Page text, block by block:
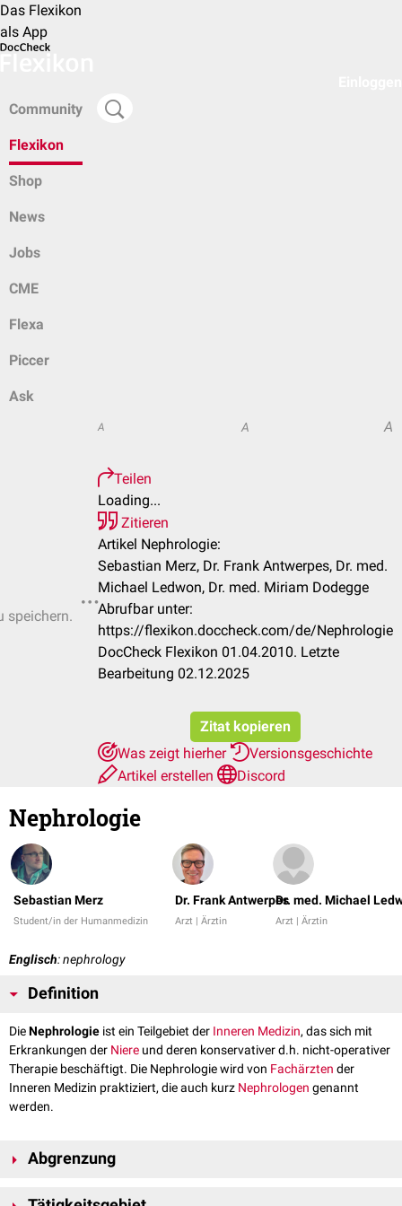
Das Flexikon
als App
Community
Flexikon
Shop
News
Jobs
CME
Flexa
Piccer
Ask
speichern.
A A A
Teilen
Loading...
Zitieren
Artikel Nephrologie:
Sebastian Merz, Dr. Frank Antwerpes, Dr. med.
Michael Ledwon, Dr. med. Miriam Dodegge
Abrufbar unter:
https://flexikon.doccheck.com/de/Nephrologie
DocCheck Flexikon 01.04.2010. Letzte
Bearbeitung 02.12.2025
Zitat kopieren
Was zeigt hierher
Versionsgeschichte
Artikel erstellen
Discord
Nephrologie
Sebastian Merz
Student/in der Humanmedizin
Dr. Frank Antwerpes
Arzt | Ärztin
Dr. med. Michael
Arzt | Ärztin
Englisch: nephrology
Definition
DieNephrologie ist ein Teilgebiet der Inneren Medizin, das sich mit
Erkrankungen der Niere und deren konservativer d.h. nicht-operativer
Therapie beschäftigt. Die Nephrologie wird von Fachärzten der
Inneren Medizin praktiziert, die auch kurz Nephrologen genannt
werden.
Abgrenzung